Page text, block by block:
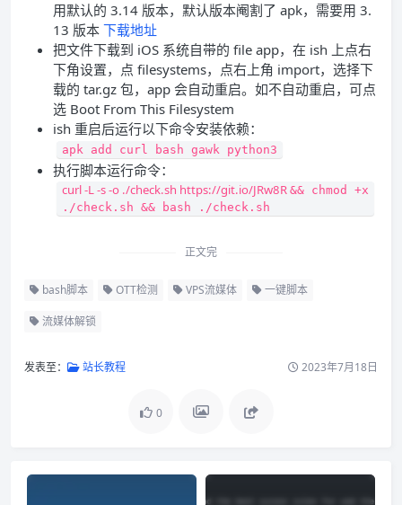
用默认的 3.14 版本，默认版本阉割了 apk，需要用 3.
13 版本 下载地址
把文件下载到 iOS 系统自带的 file app，在 ish 上点右
下角设置，点 filesystems，点右上角 import，选择下
载的 tar.gz 包，app 会自动重启。如不自动重启，可点
选 Boot From This Filesystem
ish 重启后运行以下命令安装依赖：
apk add curl bash gawk python3
执行脚本运行命令：
curl -L -s -o ./check.sh https://git.io/JRw8R && chmod +x
./check.sh && bash ./check.sh
正文完
bash脚本 OTT检测 VPS流媒体 一键脚本
流媒体解锁
发表至： 站长教程 2023年7月18日
0